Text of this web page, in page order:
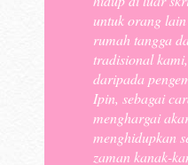
untuk orang
rumah tangga
tradisional
daripada
Ipin, sebagai
menghargai
menghidupkan
zaman kanak-